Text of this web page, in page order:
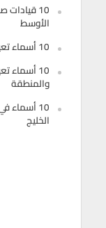
10
الأوسط
10 أسماء تعيد تشكيل اللوجستيات الذكية في الخليج
10 أسماء
والمنطقة
10 أسماء
الخليج